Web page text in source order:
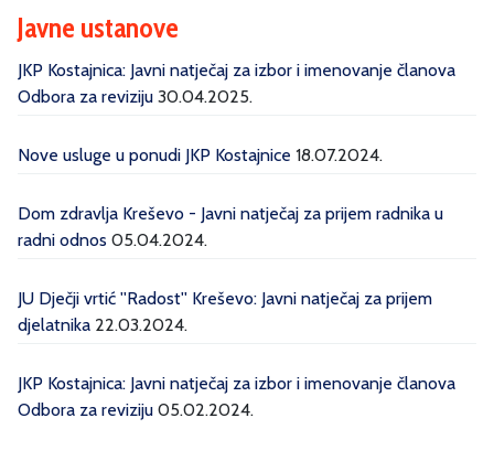
Javne ustanove
JKP Kostajnica: Javni natječaj za izbor i imenovanje članova
Odbora za reviziju 30.04.2025.
Nove usluge u ponudi JKP Kostajnice 18.07.2024.
Dom zdravlja Kreševo - Javni natječaj za prijem radnika u
radni odnos 05.04.2024.
JU Dječji vrtić ''Radost'' Kreševo: Javni natječaj za prijem
djelatnika 22.03.2024.
JKP Kostajnica: Javni natječaj za izbor i imenovanje članova
Odbora za reviziju 05.02.2024.